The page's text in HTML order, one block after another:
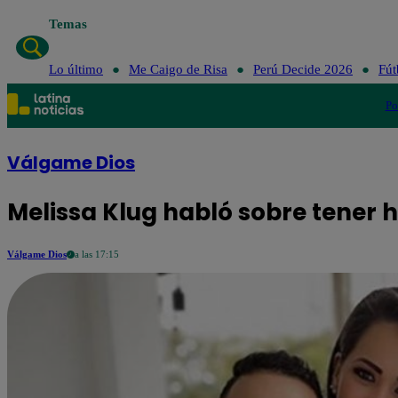
Temas
Lo último Me Caigo de Risa Perú Decide 2026
Válgame Dios
Melissa Klug habló sobre tener
Válgame Dios a las 17:15